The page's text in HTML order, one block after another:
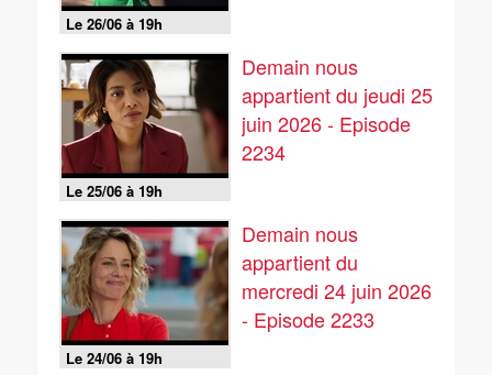
Le 26/06 à 19h
Le 25/06 à 19h
Demain nous
appartient du jeudi 25
juin 2026 - Episode
2234
Le 24/06 à 19h
Demain nous
appartient du
mercredi 24 juin 2026
- Episode 2233